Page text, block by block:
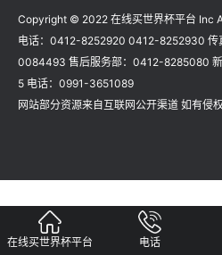
工业分析、测硫仪等
Copyright © 2022 在线买世界杯平台 Inc
电话：0412-8252920 0412-8252930
0084493 售后服务部：0412-8285080
5 电话：0991-3651089
网站部分资源来自互联网公开渠道 如
在线买世界杯平台 电话